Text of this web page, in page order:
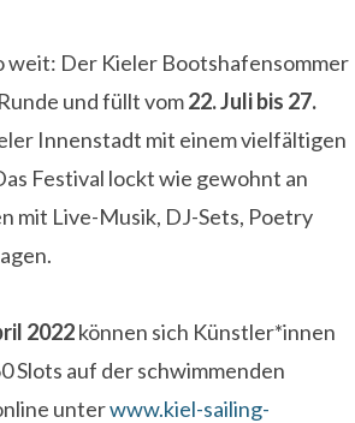
weit: Der Kieler Bootshafensommer
und füllt vom22. Juli bis 27.
Innenstadt mit einem vielfältigen
Festival lockt wie gewohnt an
mit Live-Musik, DJ-Sets, Poetry
2022können sich Künstler*innen
Slots auf der schwimmenden
unterwww.kiel-sailing-